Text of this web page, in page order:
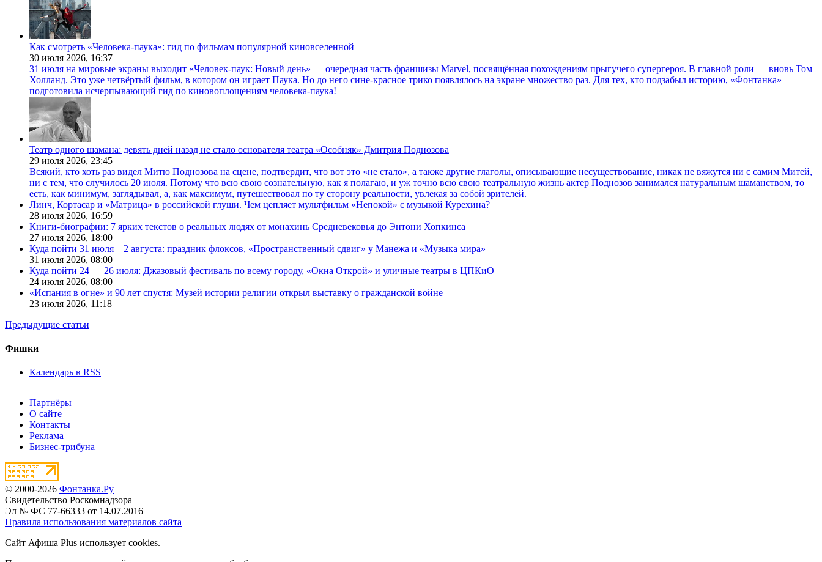
Как смотреть «Человека-паука»: гид по фильмам популярной киновселенной
30 июля 2026, 16:37
31 июля на мировые экраны выходит «Человек-паук: Новый день» — очередная часть франшизы Marvel, посвящённая похождениям прыгучего супергероя. В главной роли — вновь Том
Холланд. Это уже четвёртый фильм, в котором он играет Паука. Но до него сине-красное трико появлялось на экране множество раз. Для тех, кто подзабыл историю, «Фонтанка»
подготовила исчерпывающий гид по киновоплощениям человека-паука!
Театр одного шамана: девять дней назад не стало основателя театра «Особняк» Дмитрия Поднозова
29 июля 2026, 23:45
Всякий, кто хоть раз видел Митю Поднозова на сцене, подтвердит, что вот это «не стало», а также другие глаголы, описывающие несуществование, никак не вяжутся ни с самим Митей,
ни с тем, что случилось 20 июля. Потому что всю свою сознательную, как я полагаю, и уж точно всю свою театральную жизнь актер Поднозов занимался натуральным шаманством, то
есть, как минимум, заглядывал, а, как максимум, путешествовал по ту сторону реальности, увлекая за собой зрителей.
Линч, Кортасар и «Матрица» в российской глуши. Чем цепляет мультфильм «Непокой» с музыкой Курехина?
28 июля 2026, 16:59
Книги-биографии: 7 ярких текстов о реальных людях от монахинь Средневековья до Энтони Хопкинса
27 июля 2026, 18:00
Куда пойти 31 июля—2 августа: праздник флоксов, «Пространственный сдвиг» у Манежа и «Музыка мира»
31 июля 2026, 08:00
Куда пойти 24 — 26 июля: Джазовый фестиваль по всему городу, «Окна Открой» и уличные театры в ЦПКиО
24 июля 2026, 08:00
«Испания в огне» и 90 лет спустя: Музей истории религии открыл выставку о гражданской войне
23 июля 2026, 11:18
Предыдущие статьи
Фишки
Календарь в RSS
Партнёры
О сайте
Контакты
Реклама
Бизнес-трибуна
© 2000-2026 Фонтанка.Ру
Свидетельство Роскомнадзора
Эл № ФС 77-66333 от 14.07.2016
Правила использования материалов сайта
Сайт Афиша Plus использует cookies.